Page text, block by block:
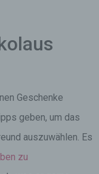
Geschenke
geben, um das
auszuwählen. Es
zu